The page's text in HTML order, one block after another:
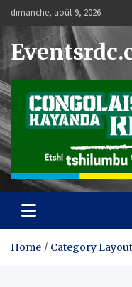
Skip
content
dimanche, août 9, 2026
Home Category Layout